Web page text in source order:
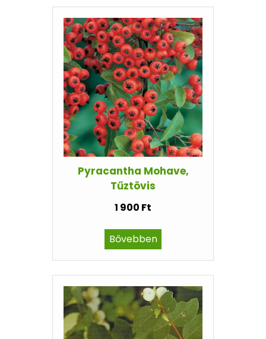
Pyracantha Mohave,
Tűztövis
1 900 Ft
Bővebben